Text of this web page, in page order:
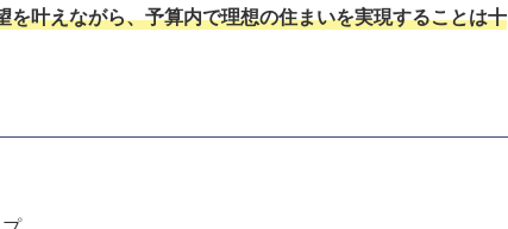
を叶えながら、予算内で理想の住まいを実現することは十